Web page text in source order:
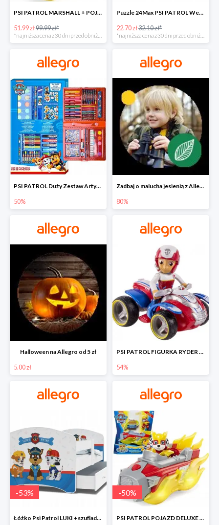
PSI PATROL MARSHALL + POJAZD WÓZ STRAŻACKI DŹWIĘK -48%
51.99 zł99.99 zł*
*najniższa cena z 30 dni przed obniżką
Puzzle 24Max PSI PATROL Wesoła drużyna TREFL -29%
22.70 zł32.10 zł*
*najniższa cena z 30 dni przed obniżką
PSI PATROL Duży Zestaw Artystyczny 52 elementy na piąty komplet -50%
50%
Zadbaj o malucha jesienią z Allegro do -80%
80%
Halloween na Allegro od 5 zł
5.00 zł
PSI PATROL FIGURKA RYDER + QUAD POJAZD RATUNKOWY -54%
54%
-53%
Łóżko Psi Patrol LUKI +szuflada+materac+grafika -52%
-50%
PSI PATROL POJAZD DELUXE FIGURKA MARSHALL MIGHTY -50%